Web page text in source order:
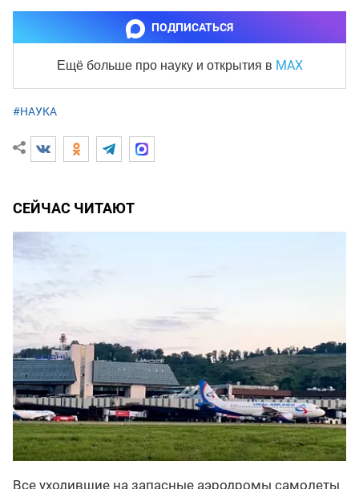
ПОДПИСАТЬСЯ
Ещё больше про науку и открытия в MAX
#НАУКА
СЕЙЧАС ЧИТАЮТ
Все уходившие на запасные аэродромы самолеты